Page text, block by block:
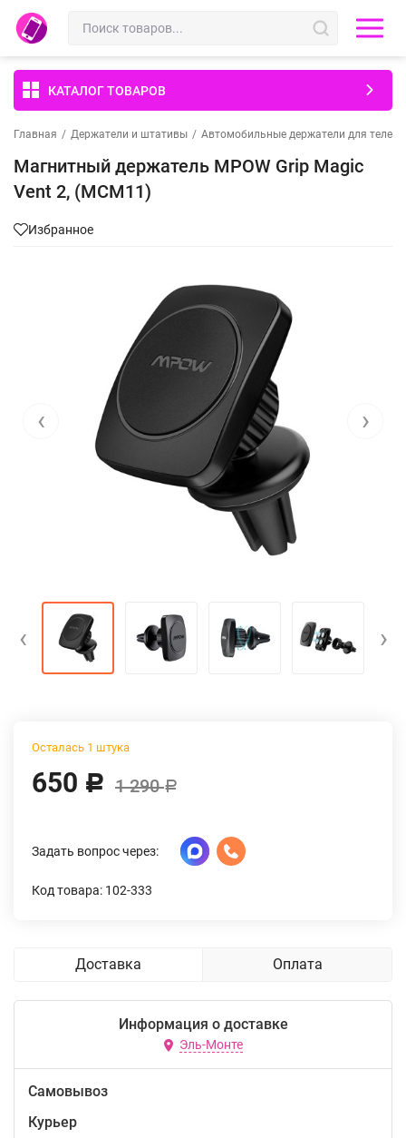
КАТАЛОГ ТОВАРОВ
Главная / Держатели и штативы / Автомобильные держатели для
Магнитный держатель MPOW Grip Magic
Vent 2, (MCM11)
Избранное
‹ ›
‹ ›
Осталась 1 штука
650 Р 1 290Р
Задать вопрос через:
Код товара: 102-333
Доставка Оплата
Информация о доставке
Эль-Монте
Самовывоз
Курьер